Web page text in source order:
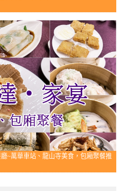
~萬華車站、龍山寺美食，包廂聚餐推